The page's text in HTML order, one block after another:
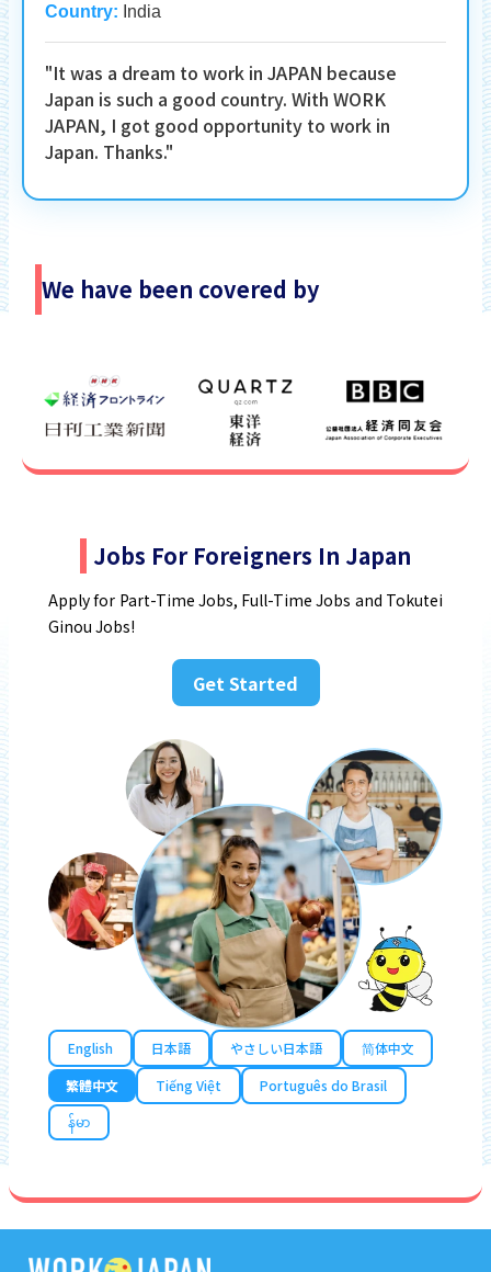
Country: India
"It was a dream to work in JAPAN because
Japan is such a good country. With WORK
JAPAN, I got good opportunity to work in
Japan. Thanks."
We have been covered by
Jobs For Foreigners In Japan
Apply for Part-Time Jobs, Full-Time Jobs and Tokutei
Ginou Jobs!
Get Started
English 日本語 やさしい日本語
简体中文
繁體中文
Tiếng Việt
Português do Brasil
န်မာ